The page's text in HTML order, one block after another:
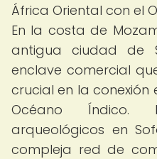
África Oriental con el
En la costa de
antigua ciudad de
enclave comercial
crucial en la conexión
Océano Índico.
arqueológicos en
compleja red de